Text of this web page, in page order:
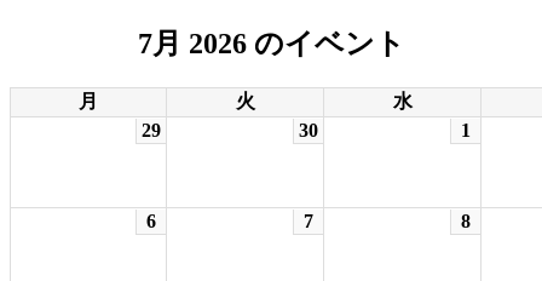
7月 2026 のイベント
月 火
水
29
30 1
6 7 8